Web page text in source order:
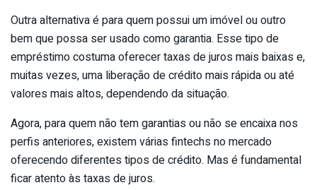
Outra alternativa é para quem possui um imóvel ou outro
bem que possa ser usado como garantia. Esse tipo de
empréstimo costuma oferecer taxas de juros mais baixas e,
muitas vezes, uma liberação de crédito mais rápida ou até
valores mais altos, dependendo da situação.
Agora, para quem não tem garantias ou não se encaixa nos
perfis anteriores, existem várias fintechs no mercado
oferecendo diferentes tipos de crédito. Mas é fundamental
ficar atento às taxas de juros.